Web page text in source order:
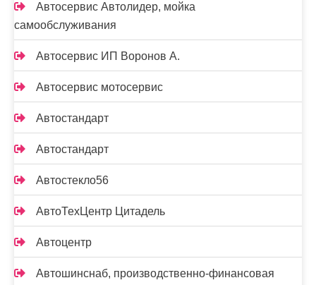
Автосервис Автолидер, мойка
самообслуживания
Автосервис ИП Воронов А.
Автосервис мотосервис
Автостандарт
Автостандарт
Автостекло56
АвтоТехЦентр Цитадель
Автоцентр
Автошинснаб, производственно-финансовая